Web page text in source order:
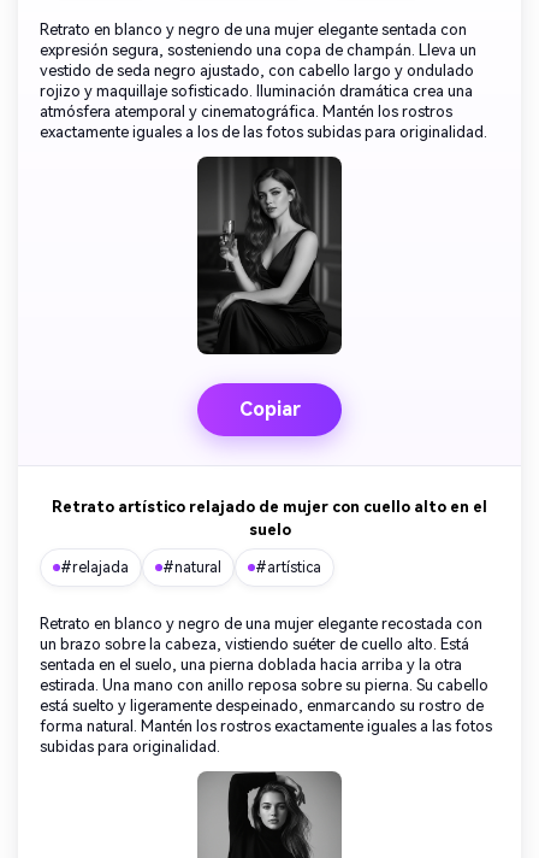
Retrato en blanco y negro de una mujer elegante sentada con
expresión segura, sosteniendo una copa de champán. Lleva un
vestido de seda negro ajustado, con cabello largo y ondulado
rojizo y maquillaje sofisticado. Iluminación dramática crea una
atmósfera atemporal y cinematográfica. Mantén los rostros
exactamente iguales a los de las fotos subidas para originalidad.
Copiar
Retrato artístico relajado de mujer con cuello alto en el
suelo
#relajada #natural #artística
Retrato en blanco y negro de una mujer elegante recostada con
un brazo sobre la cabeza, vistiendo suéter de cuello alto. Está
sentada en el suelo, una pierna doblada hacia arriba y la otra
estirada. Una mano con anillo reposa sobre su pierna. Su cabello
está suelto y ligeramente despeinado, enmarcando su rostro de
forma natural. Mantén los rostros exactamente iguales a las fotos
subidas para originalidad.